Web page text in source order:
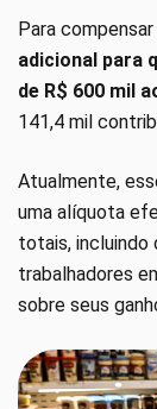
Para
adicional para
de R$ 600 mil
141,4 mil
Atualmente,
uma alíquota
totais, incluindo
trabalhadores
sobre seus